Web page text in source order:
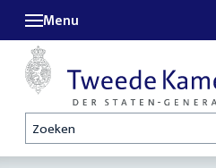
Zoeken
Menu